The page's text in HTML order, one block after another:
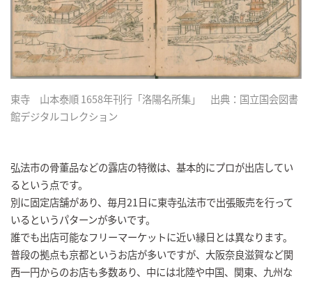
東寺 山本泰順 1658年刊行「洛陽名所集」 出典：国立国会図書
館デジタルコレクション
弘法市の骨董品などの露店の特徴は、基本的にプロが出店してい
るという点です。
別に固定店舗があり、毎月21日に東寺弘法市で出張販売を行って
いるというパターンが多いです。
誰でも出店可能なフリーマーケットに近い縁日とは異なります。
普段の拠点も京都というお店が多いですが、大阪奈良滋賀など関
西一円からのお店も多数あり、中には北陸や中国、関東、九州な